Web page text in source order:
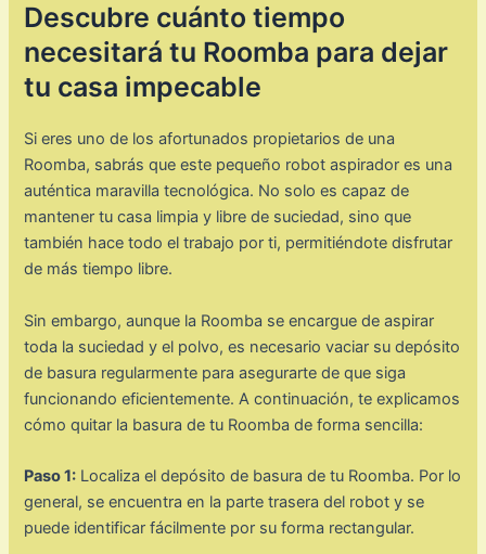
Descubre cuánto tiempo
necesitará tu Roomba para dejar
tu casa impecable
Si eres uno de los afortunados propietarios de una
Roomba, sabrás que este pequeño robot aspirador es una
auténtica maravilla tecnológica. No solo es capaz de
mantener tu casa limpia y libre de suciedad, sino que
también hace todo el trabajo por ti, permitiéndote disfrutar
de más tiempo libre.
Sin embargo, aunque la Roomba se encargue de aspirar
toda la suciedad y el polvo, es necesario vaciar su depósito
de basura regularmente para asegurarte de que siga
funcionando eficientemente. A continuación, te explicamos
cómo quitar la basura de tu Roomba de forma sencilla:
Paso 1: Localiza el depósito de basura de tu Roomba. Por lo
general, se encuentra en la parte trasera del robot y se
puede identificar fácilmente por su forma rectangular.